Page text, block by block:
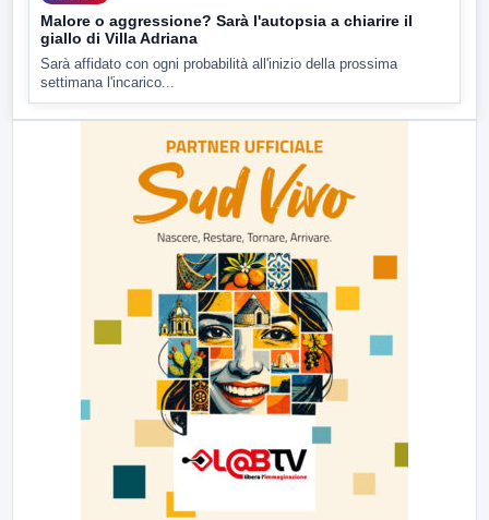
Malore o aggressione? Sarà l'autopsia a chiarire il
giallo di Villa Adriana
Sarà affidato con ogni probabilità all'inizio della prossima
settimana l'incarico...